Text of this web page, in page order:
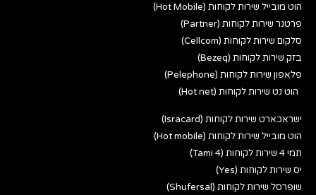
הוט מובייל שירות לקוחות (Hot Mobile)
פרטנר שירות לקוחות (Partner)
סלקום שירות לקוחות (Cellcom)
בזק שירות לקוחות (Bezeq)
פלאפון שירות לקוחות (Pelephone)
הוט נט שירות לקוחות (Hot net)
ישראכארט שירות לקוחות (Isracard)
הוט מובייל שירות לקוחות (Hot mobile)
תמי 4 שירות לקוחות (Tami 4)
יס שירות לקוחות (Yes)
שופרסל שירות לקוחות (Shufersal)